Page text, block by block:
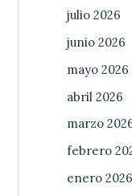
julio 2026
junio 2026
mayo 2026
abril 2026
marzo
febrero
enero 2026